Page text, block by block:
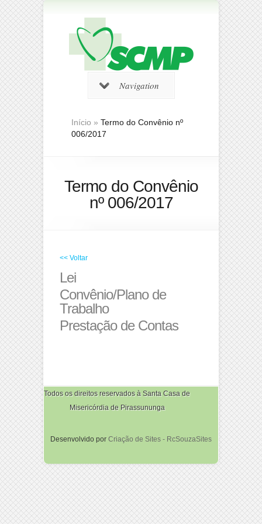
Navigation
Início » Termo do Convênio nº
006/2017
Termo do Convênio
nº 006/2017
<< Voltar
Lei
Convênio/Plano de
Trabalho
Prestação de Contas
Todos os direitos reservados à Santa Casa de
Misericórdia de Pirassununga
Desenvolvido por Criação de Sites - RcSouzaSites